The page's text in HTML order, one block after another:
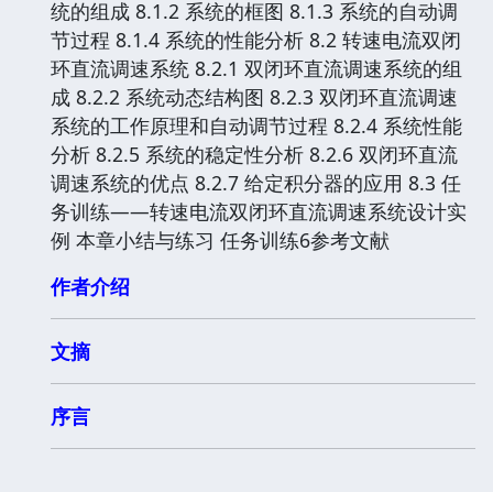
统的组成 8.1.2 系统的框图 8.1.3 系统的自动调
节过程 8.1.4 系统的性能分析 8.2 转速电流双闭
环直流调速系统 8.2.1 双闭环直流调速系统的组
成 8.2.2 系统动态结构图 8.2.3 双闭环直流调速
系统的工作原理和自动调节过程 8.2.4 系统性能
分析 8.2.5 系统的稳定性分析 8.2.6 双闭环直流
调速系统的优点 8.2.7 给定积分器的应用 8.3 任
务训练——转速电流双闭环直流调速系统设计实
例 本章小结与练习 任务训练6参考文献
作者介绍
文摘
序言